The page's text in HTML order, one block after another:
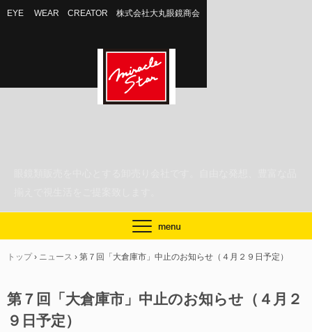
EYE WEAR CREATOR 株式会社大丸眼鏡商会
トップ › ニュース › 第７回「大倉庫市」中止のお知らせ（４月２９日予定）
第７回「大倉庫市」中止のお知らせ（４月２
９日予定）